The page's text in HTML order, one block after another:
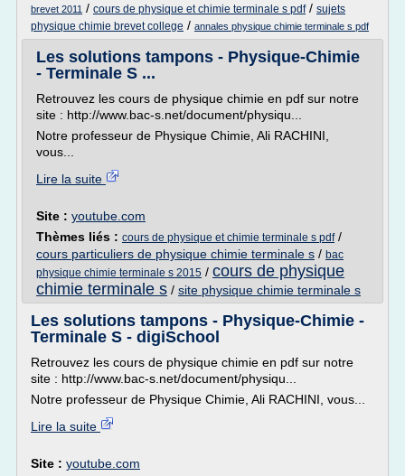
brevet 2011 / cours de physique et chimie terminale s pdf/ sujets
physique chimie brevet college / annales physique chimie terminale s pdf
Les solutions tampons - Physique-Chimie
- Terminale S ...
Retrouvez les cours de physique chimie en pdf sur notre
site : http://www.bac-s.net/document/physiqu...
Notre professeur de Physique Chimie, Ali RACHINI,
vous...
Lire la suite
Site : youtube.com
Thèmes liés : cours de physique et chimie terminale s pdf/
cours particuliers de physique chimie terminale s / bac
physique chimie terminale s 2015 / cours de physique
chimie terminale s / site physique chimie terminale s
Les solutions tampons - Physique-Chimie -
Terminale S - digiSchool
Retrouvez les cours de physique chimie en pdf sur notre
site : http://www.bac-s.net/document/physiqu...
Notre professeur de Physique Chimie, Ali RACHINI, vous...
Lire la suite
Site : youtube.com